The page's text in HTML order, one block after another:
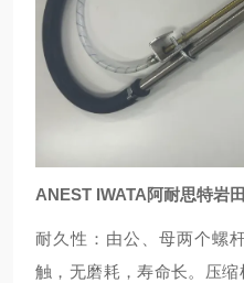
ANEST IWATA阿耐思特岩
耐久性：由公、母两个螺
触，无磨耗，寿命长。压